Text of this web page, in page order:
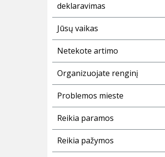
deklaravimas
Jūsų vaikas
Netekote artimo
Organizuojate renginį
Problemos mieste
Reikia paramos
Reikia pažymos